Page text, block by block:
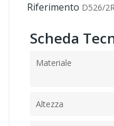
Riferimento D526/
Scheda
Materiale
Altezza